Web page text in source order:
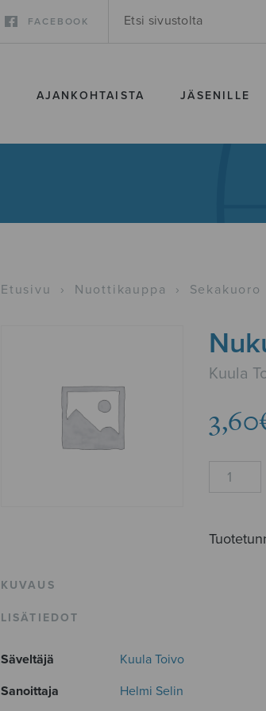
FACEBOOK
AJANKOHTAISTA JÄSENILLE
Etusivu › Nuottikauppa › Sekakuoro
Kuula
3,60
Nuku
KUVAUS
LISÄTIEDOT
Säveltäjä
Kuula Toivo
Sanoittaja
Helmi Selin